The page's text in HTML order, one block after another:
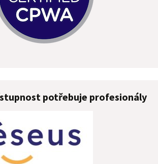
potřebuje profesionály